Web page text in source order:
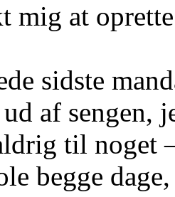
mig at
sidste
af sengen,
til noget
begge